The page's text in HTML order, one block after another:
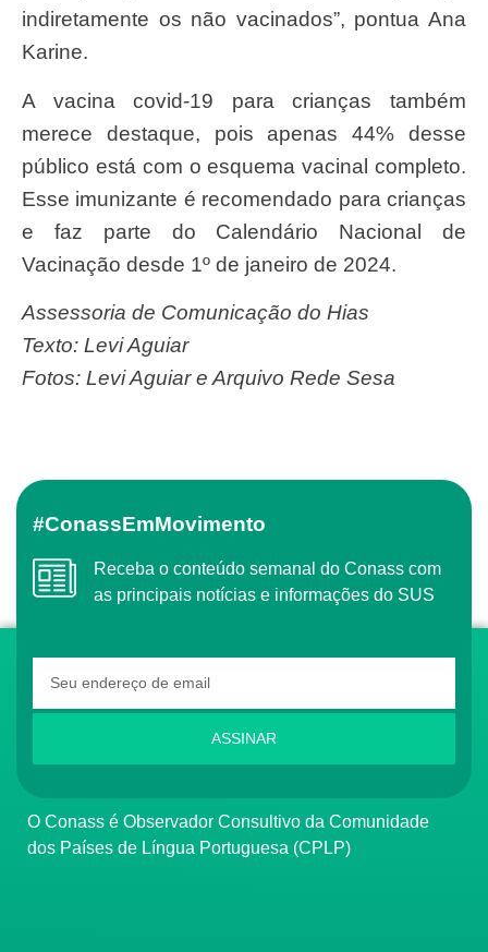
indiretamente os não vacinados”, pontua Ana
Karine.
A vacina covid-19 para crianças também
merece destaque, pois apenas 44% desse
público está com o esquema vacinal completo.
Esse imunizante é recomendado para crianças
e faz parte do Calendário Nacional de
Vacinação desde 1º de janeiro de 2024.
Assessoria de Comunicação do Hias
Texto: Levi Aguiar
Fotos: Levi Aguiar e Arquivo Rede Sesa
#ConassEmMovimento
Receba o conteúdo semanal do Conass com
as principais notícias e informações do SUS
ASSINAR
O Conass é Observador Consultivo da Comunidade
dos Países de Língua Portuguesa (CPLP)